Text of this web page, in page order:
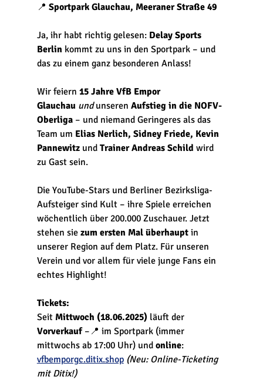
📍 Sportpark Glauchau, Meeraner Straße 49
Ja, ihr habt richtig gelesen: Delay Sports
Berlin kommt zu uns in den Sportpark – und
das zu einem ganz besonderen Anlass!
Wir feiern 15 Jahre VfB Empor
Glauchau und unseren Aufstieg in die NOFV-
Oberliga – und niemand Geringeres als das
Team um Elias Nerlich, Sidney Friede, Kevin
Pannewitz und Trainer Andreas Schild wird
zu Gast sein.
Die YouTube-Stars und Berliner Bezirksliga-
Aufsteiger sind Kult – ihre Spiele erreichen
wöchentlich über 200.000 Zuschauer. Jetzt
stehen sie zum ersten Mal überhaupt in
unserer Region auf dem Platz. Für unseren
Verein und vor allem für viele junge Fans ein
echtes Highlight!
Tickets:
Seit Mittwoch (18.06.2025) läuft der
Vorverkauf –📍 im Sportpark (immer
mittwochs ab 17:00 Uhr) und online:
vfbemporgc.ditix.shop (Neu: Online-Ticketing
mit Ditix!)